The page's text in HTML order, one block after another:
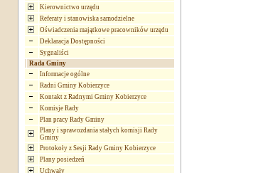
Kierownictwo urzędu
Referaty i stanowiska samodzielne
Oświadczenia majątkowe pracowników urzędu
Deklaracja Dostępności
Sygnaliści
Rada Gminy
Informacje ogólne
Radni Gminy Kobierzyce
Kontakt z Radnymi Gminy Kobierzyce
Komisje Rady
Plan pracy Rady Gminy
Plany i sprawozdania stałych komisji Rady
Gminy
Protokoły z Sesji Rady Gminy Kobierzyce
Plany posiedzeń
Uchwały